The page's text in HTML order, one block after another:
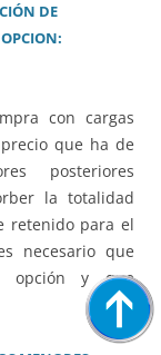
DE
OPCION:
con cargas
que ha de
posteriores
la totalidad
retenido para el
necesario que
opción y que